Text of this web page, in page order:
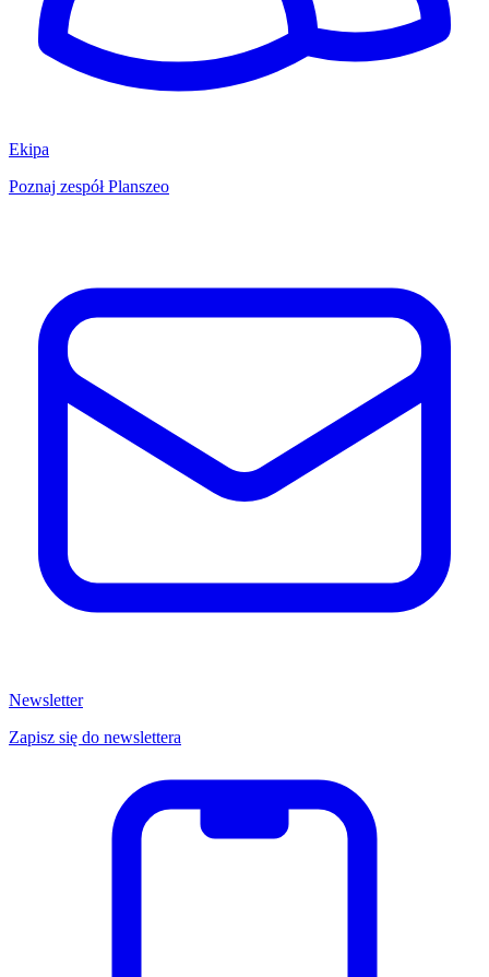
Ekipa
Poznaj zespół Planszeo
Newsletter
Zapisz się do newslettera